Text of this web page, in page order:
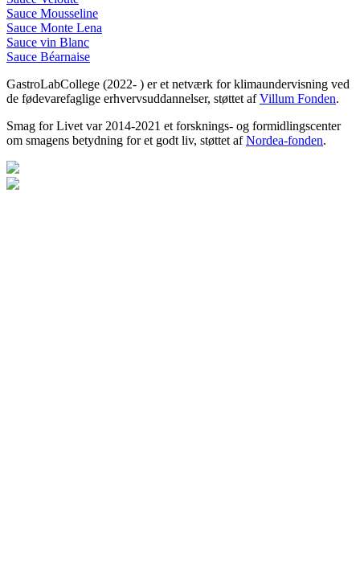
Sauce Mousseline
Sauce Monte Lena
Sauce vin Blanc
Sauce Béarnaise
GastroLabCollege (2022- ) er et netværk for klimaundervisning ved
de fødevarefaglige erhvervsuddannelser, støttet afVillum Fonden.
Smag for Livet var 2014-2021 et forsknings- og formidlingscenter
om smagens betydning for et godt liv, støttet afNordea-fonden.